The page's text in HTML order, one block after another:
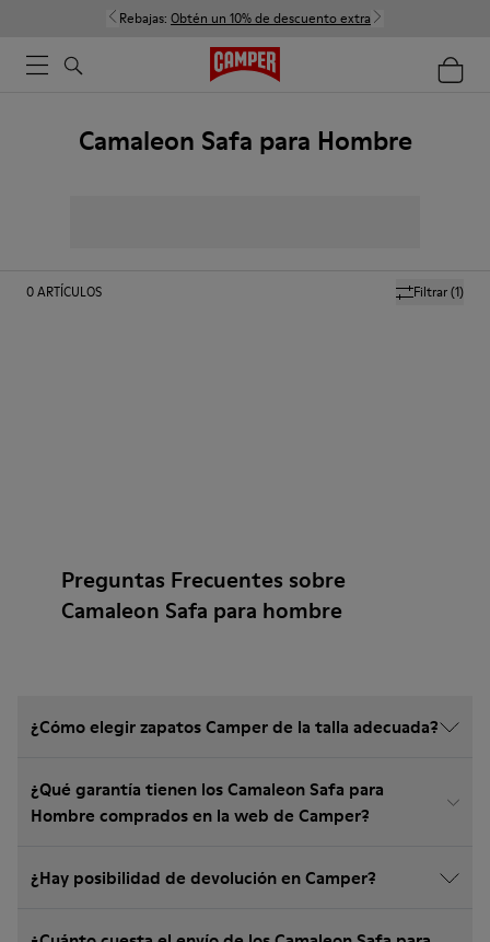
Rebajas: Obtén un 10% de descuento extra
Camaleon Safa para Hombre
Filtrar(1)
0ARTÍCULOS
Preguntas Frecuentes sobre
Camaleon Safa para hombre
¿Cómo elegir zapatos Camper de la talla adecuada?
¿Qué garantía tienen los Camaleon Safa para
Hombre comprados en la web de Camper?
¿Hay posibilidad de devolución en Camper?